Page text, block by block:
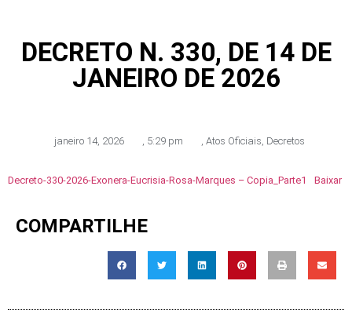
DECRETO N. 330, DE 14 DE
JANEIRO DE 2026
janeiro 14, 2026 , 5:29 pm , Atos Oficiais, Decretos
Decreto-330-2026-Exonera-Eucrisia-Rosa-Marques – Copia_Parte1 Baixar
COMPARTILHE